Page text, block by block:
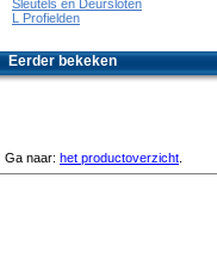
Sleutels en Deursloten
L Profielden
Eerder bekeken
Ga naar: het productoverzicht